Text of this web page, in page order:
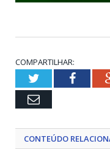
COMPARTILHAR:
Twitter
Email
CONTEÚDO